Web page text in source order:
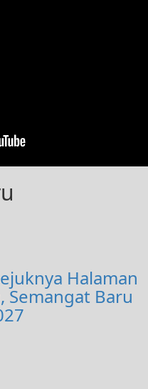
Halaman
Semangat Baru